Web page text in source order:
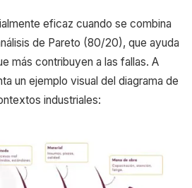
eficaz cuando se combina
de Pareto (80/20), que ayuda
más contribuyen a las fallas. A
un ejemplo visual del diagrama de
industriales: